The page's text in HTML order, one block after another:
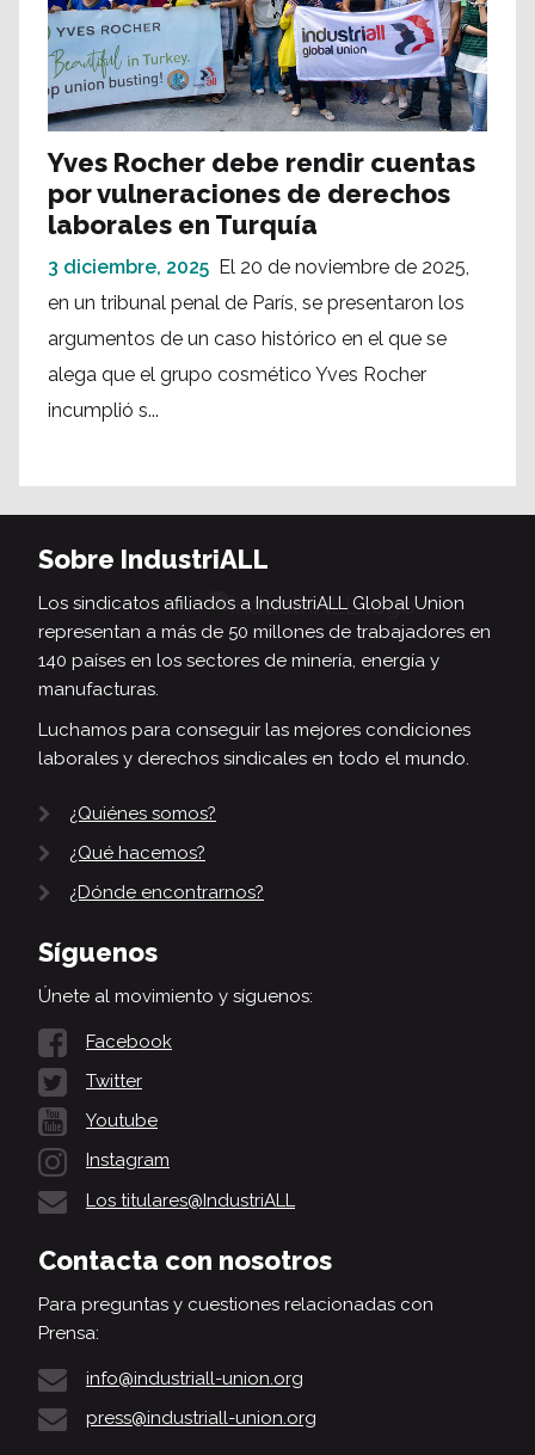
Yves Rocher debe rendir cuentas
por vulneraciones de derechos
laborales en Turquía
3 diciembre, 2025 El 20 de noviembre de 2025,
en un tribunal penal de París, se presentaron los
argumentos de un caso histórico en el que se
alega que el grupo cosmético Yves Rocher
incumplió s...
Sobre IndustriALL
Los sindicatos afiliados a IndustriALL Global Union
representan a más de 50 millones de trabajadores en
140 países en los sectores de minería, energía y
manufacturas.
Luchamos para conseguir las mejores condiciones
laborales y derechos sindicales en todo el mundo.
¿Quiénes somos?
¿Qué hacemos?
¿Dónde encontrarnos?
Síguenos
Únete al movimiento y síguenos:
Facebook
Twitter
Youtube
Instagram
Los titulares@IndustriALL
Contacta con nosotros
Para preguntas y cuestiones relacionadas con
Prensa:
info@industriall-union.org
press@industriall-union.org